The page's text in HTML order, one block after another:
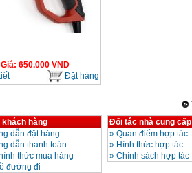
Giá: 650.000 VND
Đặt hàng
khách hàng
dẫn đặt hàng
dẫn thanh toán
thức mua hàng
đường đi
Đối tác nhà cung cấp
» Quan điểm hợp tác
» Hình thức hợp tác
» Chính sách hợp tác